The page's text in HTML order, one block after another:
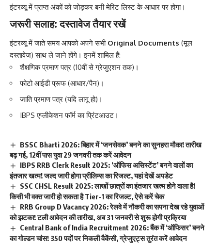
इंटरव्यू में प्राप्त अंकों को जोड़कर बनी मेरिट लिस्ट के आधार पर होगा।
जरूरी सलाह: दस्तावेज तैयार रखें
इंटरव्यू में जाते समय आपको अपने सभी Original Documents (मूल
दस्तावेज) साथ ले जाने होंगे। इनमें शामिल हैं:
शैक्षणिक प्रमाण पत्र (10वीं से ग्रेजुएशन तक)।
फोटो आईडी प्रूफ (आधार/पैन)।
जाति प्रमाण पत्र (यदि लागू हो)।
IBPS एप्लीकेशन फॉर्म का प्रिंटआउट।
BSSC Bharti 2026: बिहार में ‘जनसेवक’ बनने का सुनहरा मौका! तारीख
बढ़ गई, 12वीं पास युवा 29 जनवरी तक करें आवेदन
IBPS RRB Clerk Result 2025: ‘ऑफिस असिस्टेंट’ बनने वालों का
इंतजार खत्म! जल्द जारी होगा प्रीलिम्स का रिजल्ट, यहां देखें अपडेट
SSC CHSL Result 2025: लाखों छात्रों का इंतजार खत्म होने वाला है!
किसी भी वक्त जारी हो सकता है Tier-1 का रिजल्ट, ऐसे करें चेक
RRB Group D Vacancy 2026: रेलवे में नौकरी का सपना देख रहे युवाओं
को झटका! टली आवेदन की तारीख, अब 31 जनवरी से शुरू होगी प्रक्रिया
Central Bank of India Recruitment 2026: बैंक में ‘ऑफिसर’ बनने
का गोल्डन चांस! 350 पदों पर निकली वैकेंसी, ग्रेजुएट्स तुरंत करें आवेदन